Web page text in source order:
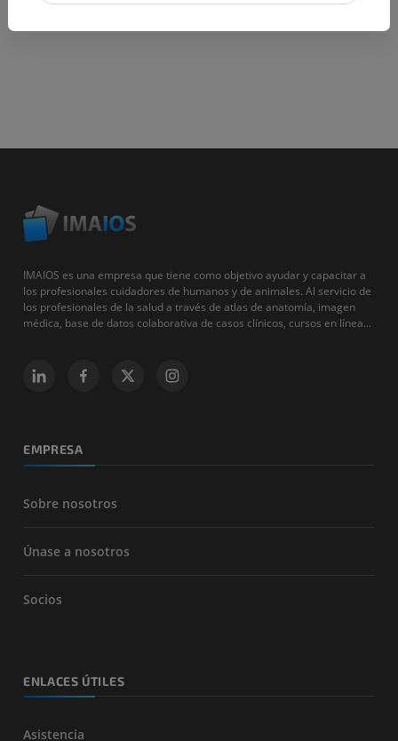
IMAIOS es una empresa que tiene como objetivo ayudar y capacitar a
los profesionales cuidadores de humanos y de animales. Al servicio de
los profesionales de la salud a través de atlas de anatomía, imagen
médica, base de datos colaborativa de casos clínicos, cursos en línea...
EMPRESA
Sobre nosotros
Únase a nosotros
Socios
ENLACES ÚTILES
Asistencia